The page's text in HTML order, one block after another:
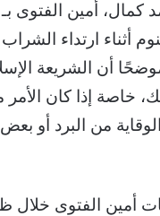
أمين الفتوى بـ
أثناء ارتداء
أن الشريعة
خاصة إذا كان الأمر
من البرد أو
أمين الفتوى خلال